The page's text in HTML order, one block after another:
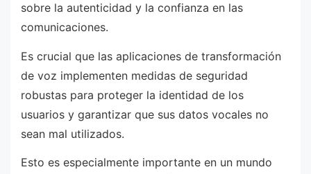
sobre la autenticidad y la confianza en las
comunicaciones.
Es crucial que las aplicaciones de transformación
de voz implementen medidas de seguridad
robustas para proteger la identidad de los
usuarios y garantizar que sus datos vocales no
sean mal utilizados.
Esto es especialmente importante en un mundo